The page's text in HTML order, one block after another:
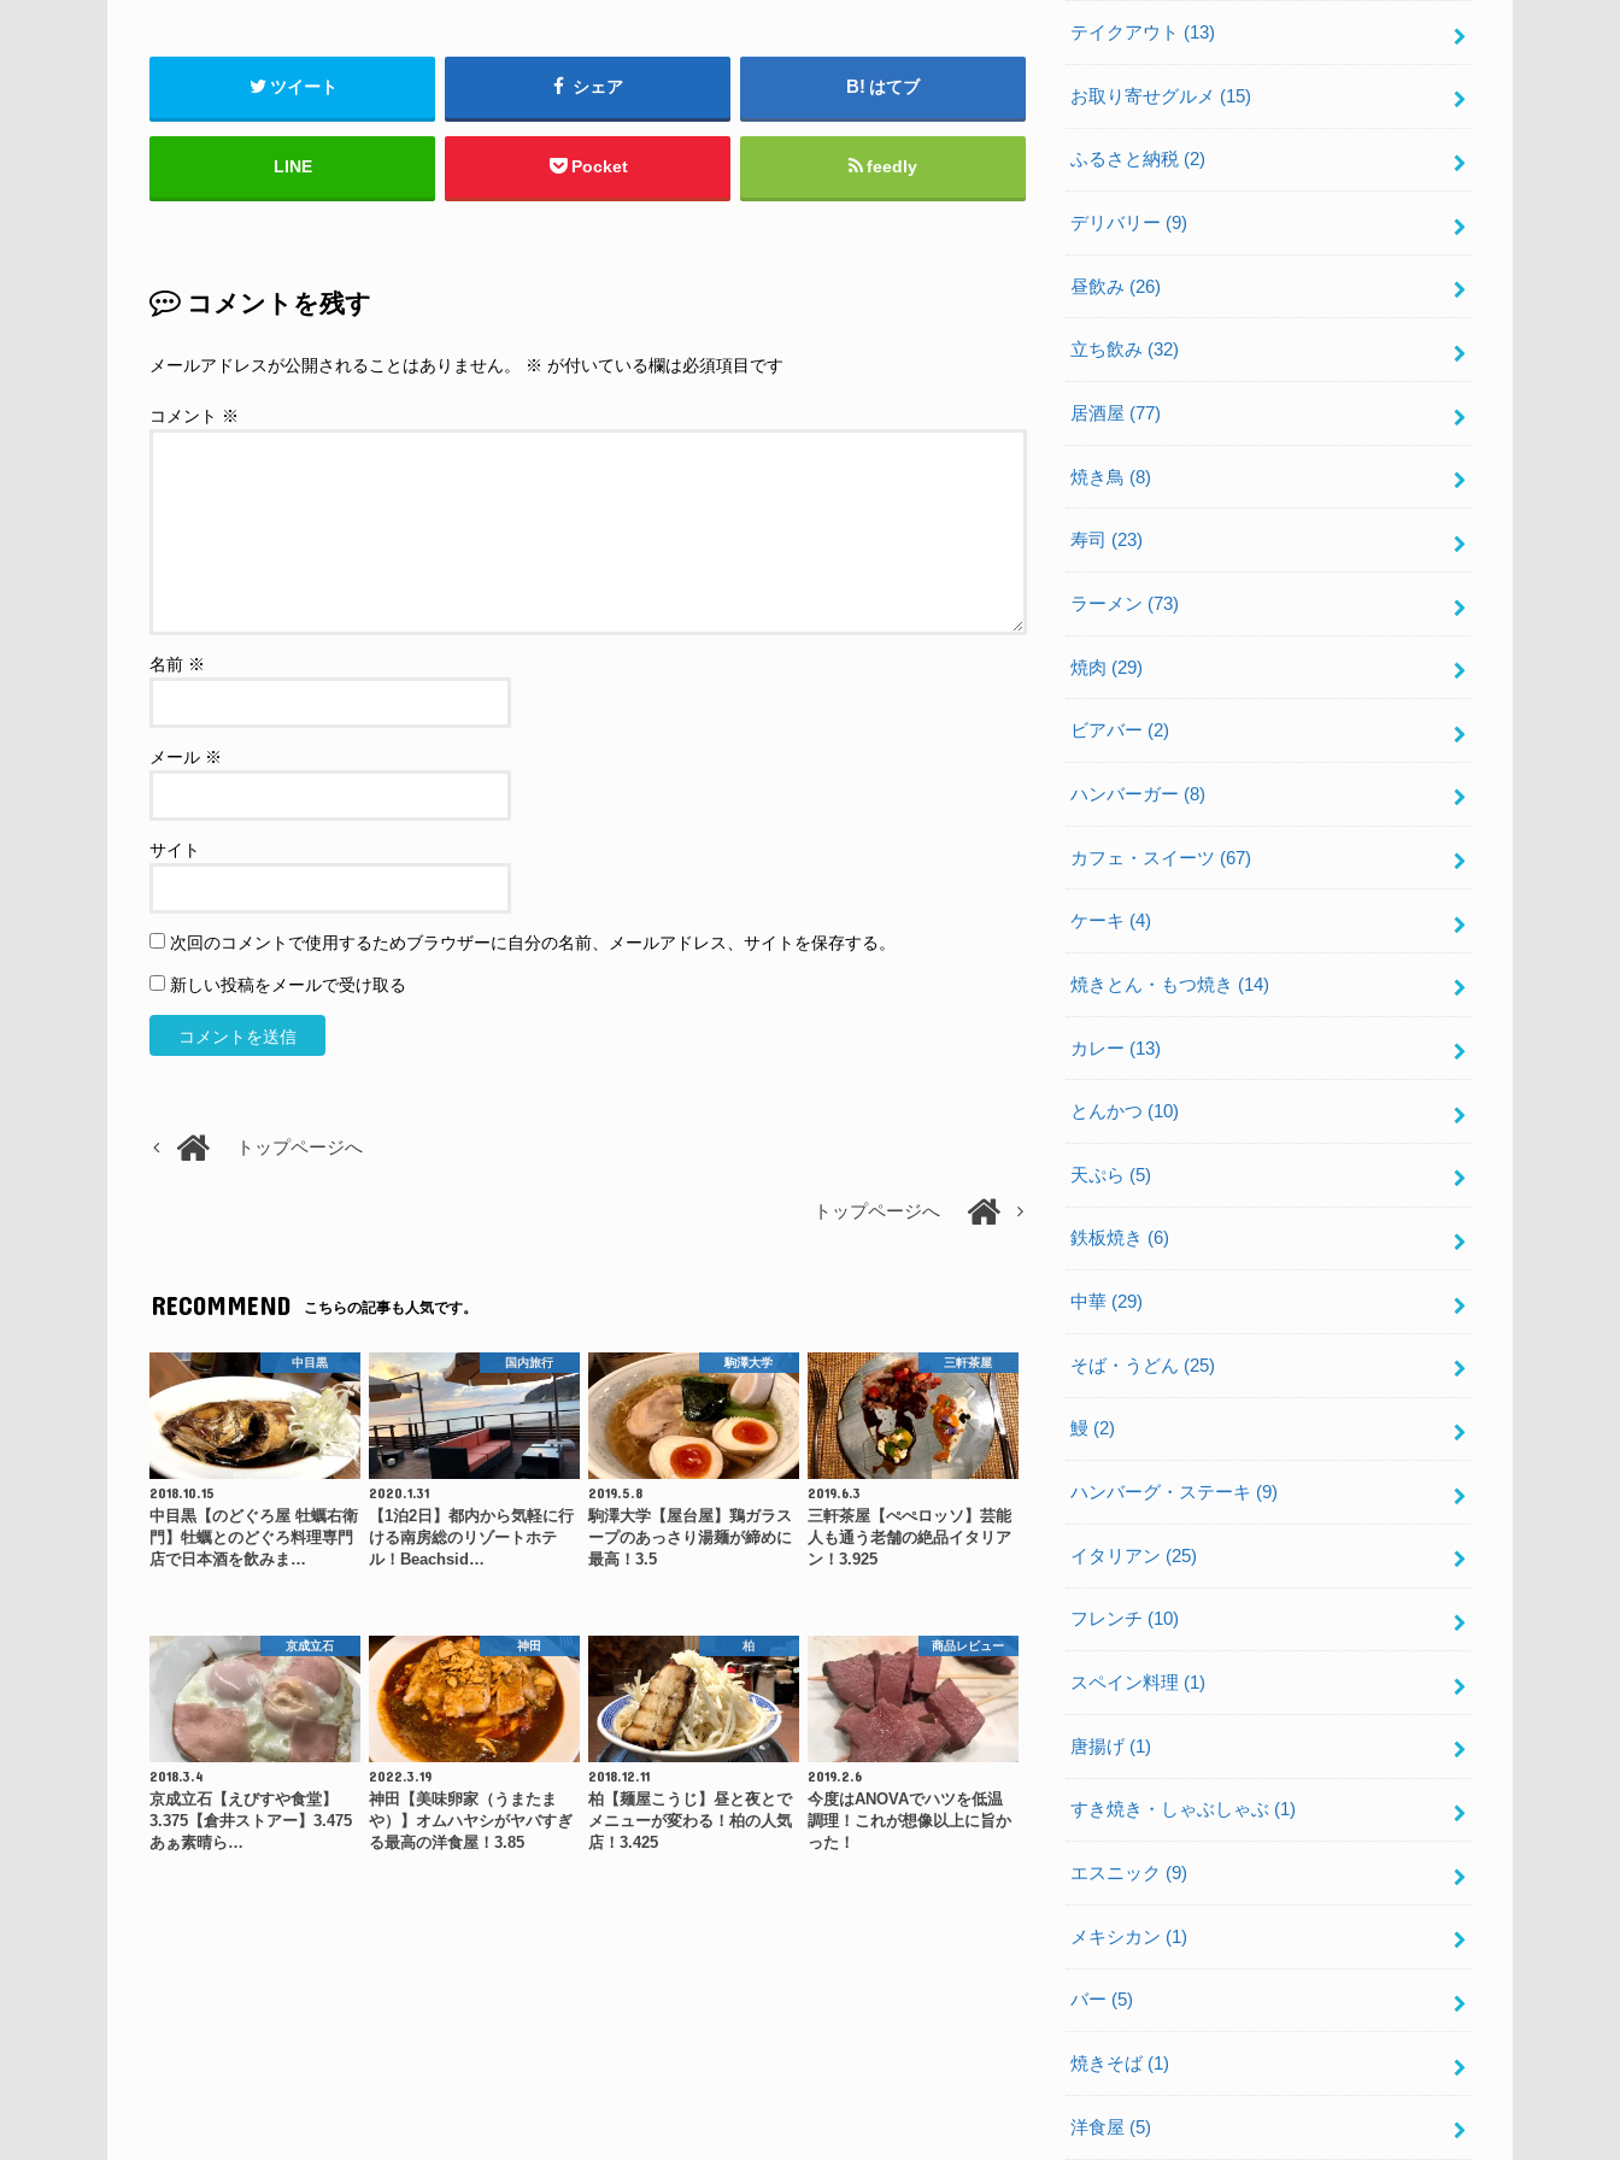
ツイート シェア はてブ
LINE Pocket feedly
コメントを残す
メールアドレスが公開されることはありません。 ※ が付いている欄は必須項目です
コメント ※
名前 ※
メール ※
サイト
次回のコメントで使用するためブラウザーに自分の名前、メールアドレス、サイトを保存する。
新しい投稿をメールで受け取る
トップページへ
トップページへ
RECOMMEND こちらの記事も人気です。
中目黒
2018.10.15
中目黒【のどぐろ屋 牡蠣右衛
門】牡蠣とのどぐろ料理専門
店で日本酒を飲みま…
国内旅行
2020.1.31
【1泊2日】都内から気軽に行
ける南房総のリゾートホテ
ル！Beachsid…
駒澤大学
2019.5.8
駒澤大学【屋台屋】鶏ガラス
ープのあっさり湯麺が締めに
最高！3.5
三軒茶屋
2019.6.3
三軒茶屋【ぺぺロッソ】芸能
人も通う老舗の絶品イタリア
ン！3.925
京成立石
2018.3.4
京成立石【えびすや食堂】
3.375【倉井ストアー】3.475
あぁ素晴ら…
神田
2022.3.19
神田【美味卵家（うまたま
や）】オムハヤシがヤバすぎ
る最高の洋食屋！3.85
柏
2018.12.11
柏【麺屋こうじ】昼と夜とで
メニューが変わる！柏の人気
店！3.425
商品レビュー
2019.2.6
今度はANOVAでハツを低温
調理！これが想像以上に旨か
った！
テイクアウト (13)
お取り寄せグルメ (15)
ふるさと納税 (2)
デリバリー (9)
昼飲み (26)
立ち飲み (32)
居酒屋 (77)
焼き鳥 (8)
寿司 (23)
ラーメン (73)
焼肉 (29)
ビアバー (2)
ハンバーガー (8)
カフェ・スイーツ (67)
ケーキ (4)
焼きとん・もつ焼き (14)
カレー (13)
とんかつ (10)
天ぷら (5)
鉄板焼き (6)
中華 (29)
そば・うどん (25)
鰻 (2)
ハンバーグ・ステーキ (9)
イタリアン (25)
フレンチ (10)
スペイン料理 (1)
唐揚げ (1)
すき焼き・しゃぶしゃぶ (1)
エスニック (9)
メキシカン (1)
バー (5)
焼きそば (1)
洋食屋 (5)